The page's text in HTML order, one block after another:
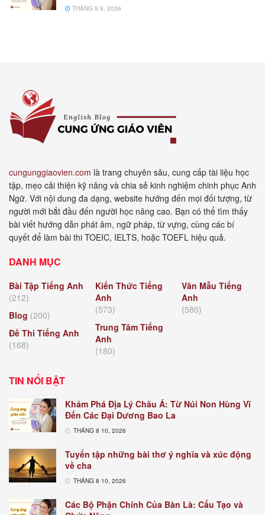
THÁNG 8 9, 2026
cungunggiaovien.com là trang chuyên sâu, cung cấp tài liệu học
tập, mẹo cải thiện kỹ năng và chia sẻ kinh nghiệm chinh phục Anh
Ngữ. Với nội dung đa dạng, website hướng đến mọi đối tượng, từ
người mới bắt đầu đến người học nâng cao. Bạn có thể tìm thấy
bài viết hướng dẫn phát âm, ngữ pháp, từ vựng, cùng các bí
quyết để làm bài thi TOEIC, IELTS, hoặc TOEFL hiệu quả.
DANH MỤC
Bài Tập Tiếng Anh
(212)
Blog (200)
Đề Thi Tiếng Anh
(168)
Kiến Thức Tiếng
Anh
(573)
Trung Tâm Tiếng
Anh
(180)
Văn Mẫu Tiếng
Anh
(580)
TIN NỔI BẬT
Khám Phá Địa Lý Châu Á: Từ Núi Non Hùng Vĩ
Đến Các Đại Dương Bao La
THÁNG 8 10, 2026
Tuyển tập những bài thơ ý nghĩa và xúc động
về cha
THÁNG 8 10, 2026
Các Bộ Phận Chính Của Bàn Là: Cấu Tạo và